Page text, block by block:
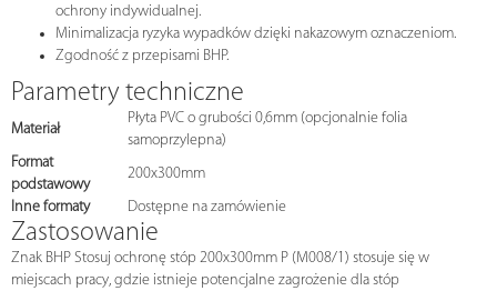
ochrony indywidualnej.
Minimalizacja ryzyka wypadków dzięki nakazowym oznaczeniom.
Zgodność z przepisami BHP.
Parametry techniczne
Materiał
Płyta PVC o grubości 0,6mm (opcjonalnie folia
samoprzylepna)
Format
podstawowy
200x300mm
Inne formaty
Dostępne na zamówienie
Zastosowanie
Znak BHP Stosuj ochronę stóp 200x300mm P (M008/1) stosuje się w
miejscach pracy, gdzie istnieje potencjalne zagrożenie dla stóp